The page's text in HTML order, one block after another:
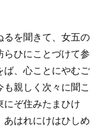
るを聞きて、女五の
らひにことづけて参
ば、心ことにやむご
親しく次々に聞こ
にぞ住みたまひけ
あはれにけはひしめ